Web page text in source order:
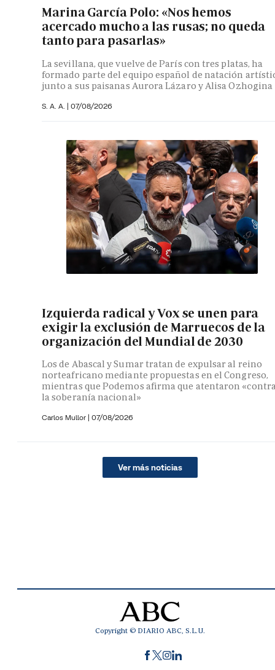
Marina García Polo: «Nos hemos
acercado mucho a las rusas; no queda
tanto para pasarlas»
La sevillana, que vuelve de París con tres platas, ha
formado parte del equipo español de natación
junto a sus paisanas Aurora Lázaro y Alisa Ozhogina
S. A. A. | 07/08/2026
Izquierda radical y Vox se unen para
exigir la exclusión de Marruecos de la
organización del Mundial de 2030
Los de Abascal y Sumar tratan de expulsar al reino
norteafricano mediante propuestas en el Congreso,
mientras que Podemos afirma que atentaron
la soberanía nacional»
Carlos Mullor | 07/08/2026
Ver más noticias
Copyright © DIARIO ABC, S.L.U.